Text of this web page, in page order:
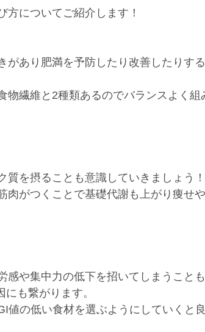
についてご紹介します！
があり肥満を予防したり改善したりす
物繊維と2種類あるのでバランスよく組
を摂ることも意識していきましょう！
肉がつくことで基礎代謝も上がり痩せ
や集中力の低下を招いてしまうこと
も繋がります。
値の低い食材を選ぶようにしていくと